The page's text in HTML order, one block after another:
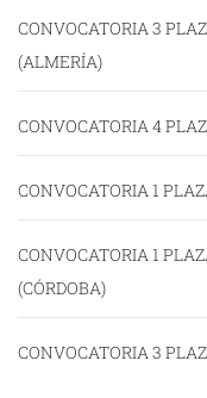
CONVOCATORIA 3
(ALMERÍA)
CONVOCATORIA 4
CONVOCATORIA 1
CONVOCATORIA 1
(CÓRDOBA)
CONVOCATORIA 3